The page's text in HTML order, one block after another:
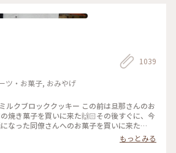
ツ・お菓子, おみやげ
1039
焼き菓子を買いに来た🙌🏻その後すぐに、今
なった同僚さんへのお菓子を買いに来た🙌🏻
家では選ばれる☺️ #福岡#桜坂#ガトー
もっとみる